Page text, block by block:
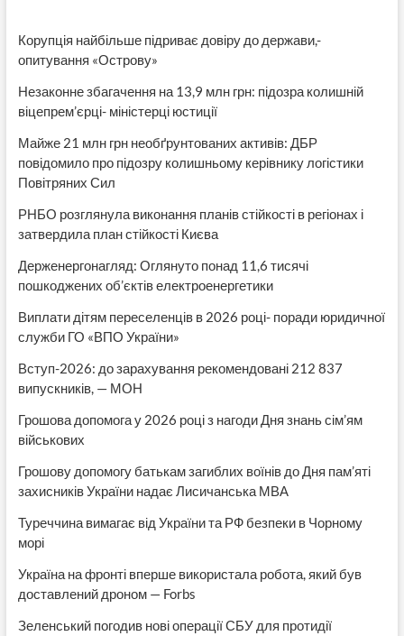
Корупція найбільше підриває довіру до держави,-
опитування «Острову»
Незаконне збагачення на 13,9 млн грн: підозра колишній
віцепрем’єрці- міністерці юстиції
Майже 21 млн грн необґрунтованих активів: ДБР
повідомило про підозру колишньому керівнику логістики
Повітряних Сил
РНБО розглянула виконання планів стійкості в регіонах і
затвердила план стійкості Києва
Держенергонагляд: Оглянуто понад 11,6 тисячі
пошкоджених об’єктів електроенергетики
Виплати дітям переселенців в 2026 році- поради юридичної
служби ГО «ВПО України»
Вступ-2026: до зарахування рекомендовані 212 837
випускників, — МОН
Грошова допомога у 2026 році з нагоди Дня знань сім’ям
військових
Грошову допомогу батькам загиблих воїнів до Дня пам’яті
захисників України надає Лисичанська МВА
Туреччина вимагає від України та РФ безпеки в Чорному
морі
Україна на фронті вперше використала робота, який був
доставлений дроном — Forbs
Зеленський погодив нові операції СБУ для протидії